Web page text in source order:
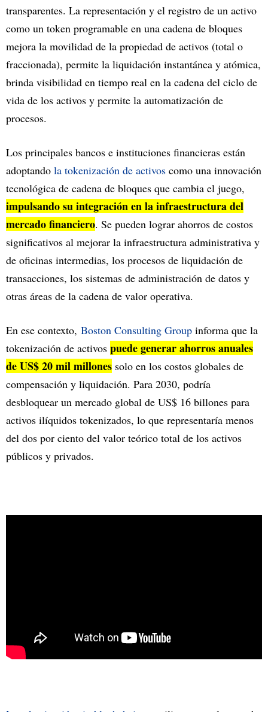
transparentes. La representación y el registro de un activo
como un token programable en una cadena de bloques
mejora la movilidad de la propiedad de activos (total o
fraccionada), permite la liquidación instantánea y atómica,
brinda visibilidad en tiempo real en la cadena del ciclo de
vida de los activos y permite la automatización de
procesos.
Los principales bancos e instituciones financieras están
adoptando la tokenización de activos como una innovación
tecnológica de cadena de bloques que cambia el juego,
impulsando su integración en la infraestructura del
mercado financiero. Se pueden lograr ahorros de costos
significativos al mejorar la infraestructura administrativa y
de oficinas intermedias, los procesos de liquidación de
transacciones, los sistemas de administración de datos y
otras áreas de la cadena de valor operativa.
En ese contexto, Boston Consulting Group informa que la
tokenización de activos puede generar ahorros anuales
de US$ 20 mil millones solo en los costos globales de
compensación y liquidación. Para 2030, podría
desbloquear un mercado global de US$ 16 billones para
activos ilíquidos tokenizados, lo que representaría menos
del dos por ciento del valor teórico total de los activos
públicos y privados.